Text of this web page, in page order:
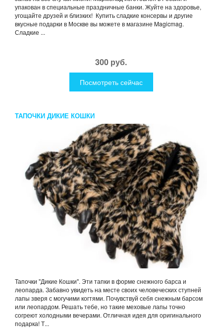
упакован в специальные праздничные банки. Жуйте на здоровье,
угощайте друзей и близких! Купить сладкие консервы и другие
вкусные подарки в Москве вы можете в магазине Magicmag.
Сладкие ...
300 руб.
Посмотреть сейчас
ТАПОЧКИ ДИКИЕ КОШКИ
Тапочки "Дикие Кошки". Эти тапки в форме снежного барса и
леопарда. Забавно увидеть на месте своих человеческих ступней
лапы зверя с могучими когтями. Почувствуй себя снежным барсом
или леопардом. Решать тебе, но такие меховые лапы точно
согреют холодными вечерами. Отличная идея для оригинального
подарка! Т...